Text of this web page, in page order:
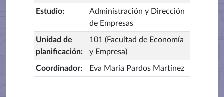
Estudio:
Administración y Dirección
de Empresas
Unidad de
planificación:
101 (Facultad de Economía
y Empresa)
Coordinador: Eva María Pardos Martínez